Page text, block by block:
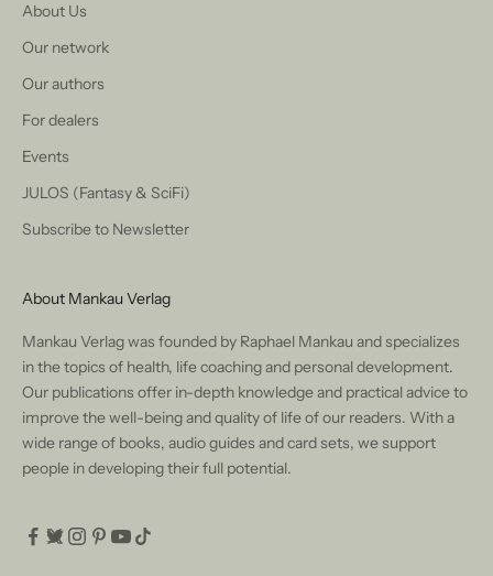
About Us
Our network
Our authors
For dealers
Events
JULOS (Fantasy & SciFi)
Subscribe to Newsletter
About Mankau Verlag
Mankau Verlag was founded by Raphael Mankau and specializes
in the topics of health, life coaching and personal development.
Our publications offer in-depth knowledge and practical advice to
improve the well-being and quality of life of our readers. With a
wide range of books, audio guides and card sets, we support
people in developing their full potential.